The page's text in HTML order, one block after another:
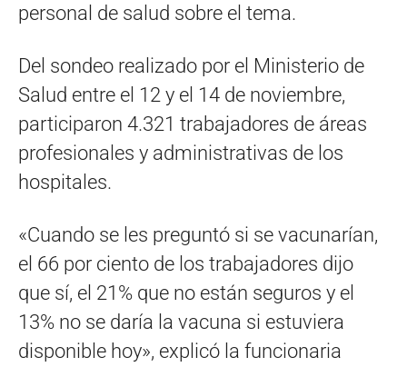
personal de salud sobre el tema.
Del sondeo realizado por el Ministerio de
Salud entre el 12 y el 14 de noviembre,
participaron 4.321 trabajadores de áreas
profesionales y administrativas de los
hospitales.
«Cuando se les preguntó si se vacunarían,
el 66 por ciento de los trabajadores dijo
que sí, el 21% que no están seguros y el
13% no se daría la vacuna si estuviera
disponible hoy», explicó la funcionaria